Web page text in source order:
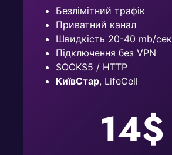
Безлімітний трафік
Приватний канал
Швидкість 20-40 mb/сек
Підключення без VPN
SOCKS5 / HTTP
КиївСтар, LifeCell
14$